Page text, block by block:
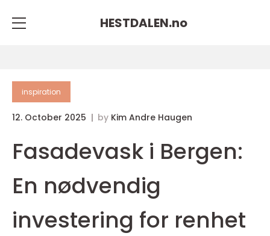
HESTDALEN.no
inspiration
12. October 2025 by Kim Andre Haugen
Fasadevask i Bergen:
En nødvendig
investering for renhet